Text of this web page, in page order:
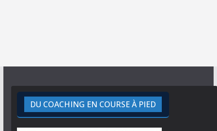
DU COACHING EN COURSE À PIED